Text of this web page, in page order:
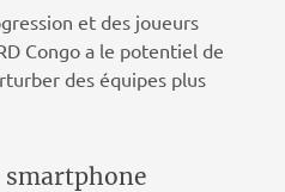
et des joueurs
Congo a le potentiel de
des équipes plus
smartphone